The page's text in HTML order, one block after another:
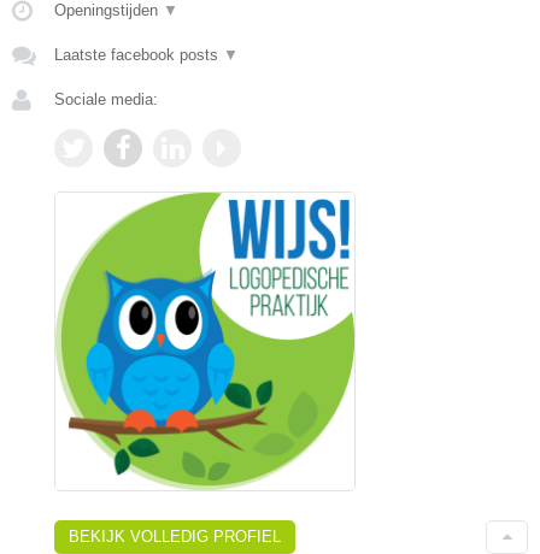
Openingstijden ▼
Laatste facebook posts ▼
Sociale media:
BEKIJK VOLLEDIG PROFIEL